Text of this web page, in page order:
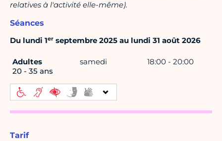
relatives à l'activité elle-même).
Séances
Du lundi 1er septembre 2025 au lundi 31 août 2026
Adultes
20 - 35 ans
samedi 18:00 - 20:00
Tarif